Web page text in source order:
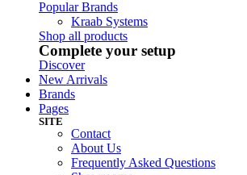
Popular Brands
Kraab Systems
Shop all products
Complete your setup
Discover
New Arrivals
Brands
Pages
SITE
Contact
About Us
Frequently Asked Questions